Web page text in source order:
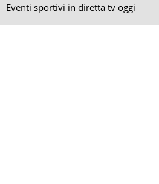
Eventi sportivi in diretta tv oggi